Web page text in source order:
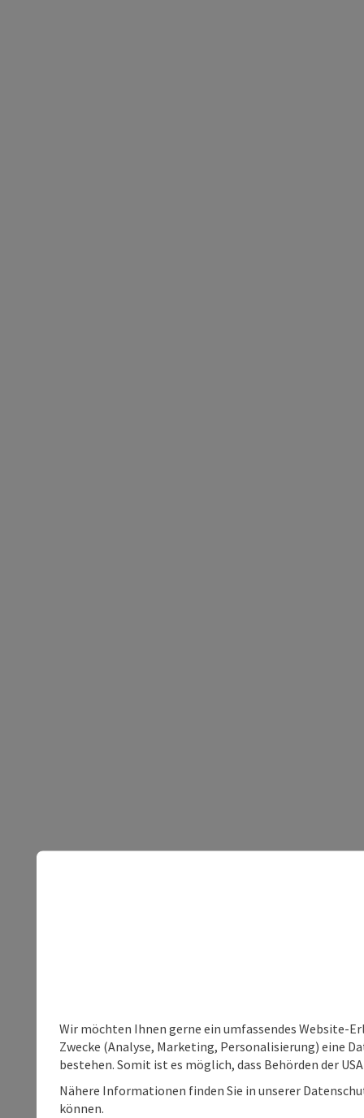
Wir möchten Ihnen gerne ein umfassendes Website-
Zwecke (Analyse, Marketing, Personalisierung) eine
bestehen. Somit ist es möglich, dass Behörden der
Nähere Informationen finden Sie in unserer
können.